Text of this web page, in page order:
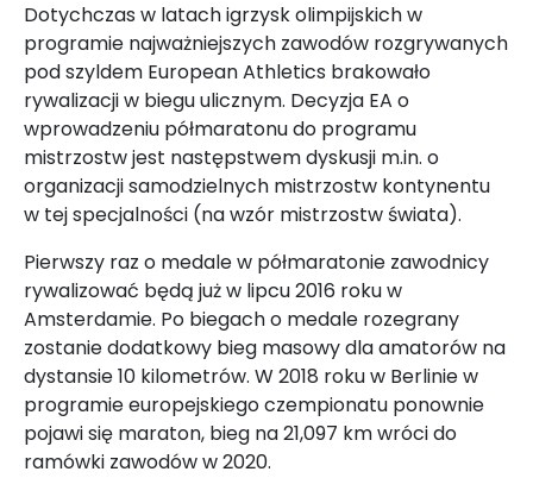
Dotychczas w latach igrzysk olimpijskich w
programie najważniejszych zawodów rozgrywanych
pod szyldem European Athletics brakowało
rywalizacji w biegu ulicznym. Decyzja EA o
wprowadzeniu półmaratonu do programu
mistrzostw jest następstwem dyskusji m.in. o
organizacji samodzielnych mistrzostw kontynentu
w tej specjalności (na wzór mistrzostw świata).
Pierwszy raz o medale w półmaratonie zawodnicy
rywalizować będą już w lipcu 2016 roku w
Amsterdamie. Po biegach o medale rozegrany
zostanie dodatkowy bieg masowy dla amatorów na
dystansie 10 kilometrów. W 2018 roku w Berlinie w
programie europejskiego czempionatu ponownie
pojawi się maraton, bieg na 21,097 km wróci do
ramówki zawodów w 2020.